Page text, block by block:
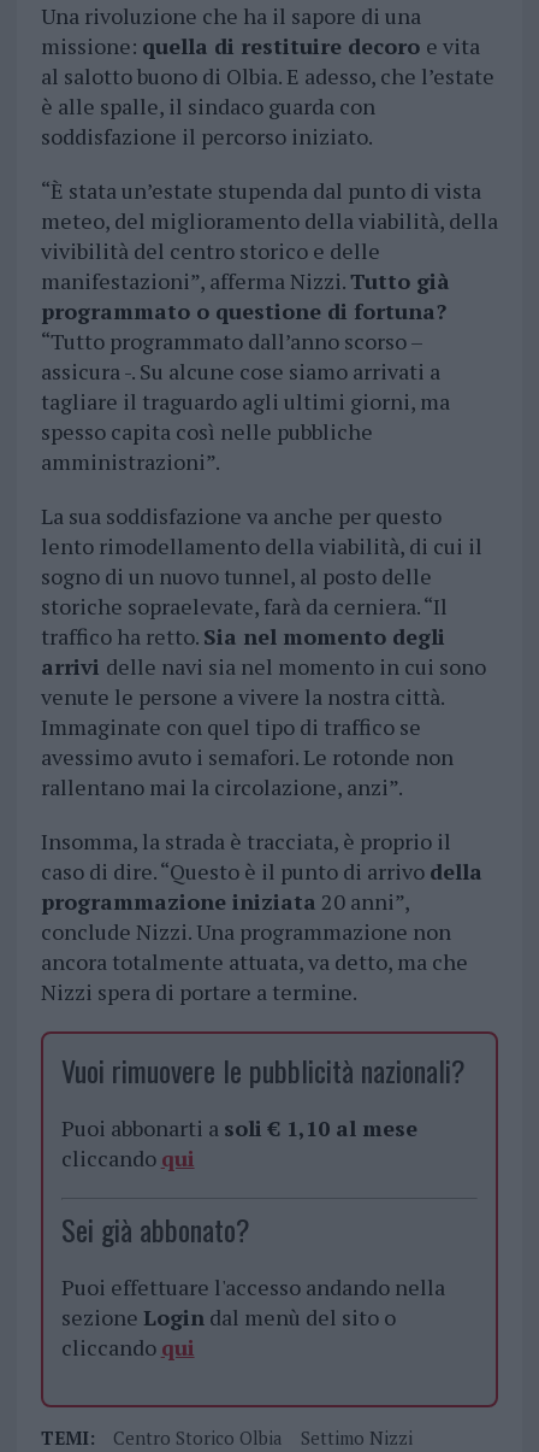
Una rivoluzione che ha il sapore di una
missione: quella di restituire decoro e vita
al salotto buono di Olbia. E adesso, che l’estate
è alle spalle, il sindaco guarda con
soddisfazione il percorso iniziato.
“È stata un’estate stupenda dal punto di vista
meteo, del miglioramento della viabilità, della
vivibilità del centro storico e delle
manifestazioni”, afferma Nizzi.Tutto già
programmato o questione di fortuna?
“Tutto programmato dall’anno scorso –
assicura -. Su alcune cose siamo arrivati a
tagliare il traguardo agli ultimi giorni, ma
spesso capita così nelle pubbliche
amministrazioni”.
La sua soddisfazione va anche per questo
lento rimodellamento della viabilità, di cui il
sogno di un nuovo tunnel, al posto delle
storiche sopraelevate, farà da cerniera. “Il
traffico ha retto. Sia nel momento degli
arrivi delle navi sia nel momento in cui sono
venute le persone a vivere la nostra città.
Immaginate con quel tipo di traffico se
avessimo avuto i semafori. Le rotonde non
rallentano mai la circolazione, anzi”.
Insomma, la strada è tracciata, è proprio il
caso di dire. “Questo è il punto di arrivo della
programmazione iniziata 20 anni”,
conclude Nizzi. Una programmazione non
ancora totalmente attuata, va detto, ma che
Nizzi spera di portare a termine.
Vuoi rimuovere le pubblicità nazionali?
Puoi abbonarti a soli € 1,10 al mese
cliccando qui
Sei già abbonato?
Puoi effettuare l'accesso andando nella
sezione Logindal menù del sito o
cliccando qui
TEMI: Centro Storico Olbia Settimo Nizzi